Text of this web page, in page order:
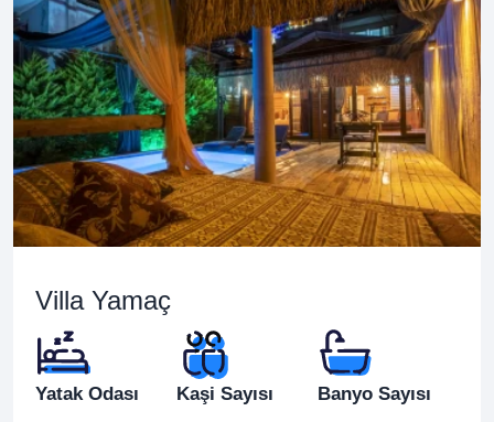
Villa Yamaç
Yatak Odası
Kaşi Sayısı
Banyo Sayısı